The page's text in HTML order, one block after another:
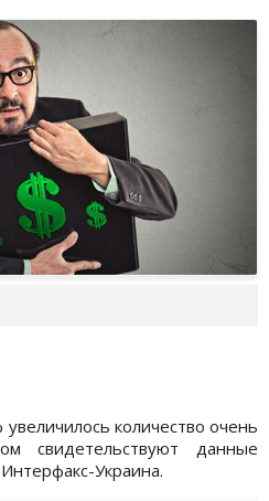
количество очень
свидетельствуют данные
Интерфакс-Украина.